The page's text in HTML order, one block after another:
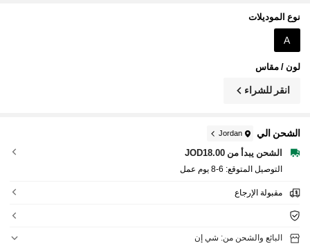
سيارات
نوع الموديلات
A
لون / مقاس
انقر للشراء
الشحن الي Jordan
الشحن يبدأ من JOD18.00
التوصيل المتوقع: 6-8 يوم عمل
مقبولة الإرجاع
البائع والشحن من: شي إن